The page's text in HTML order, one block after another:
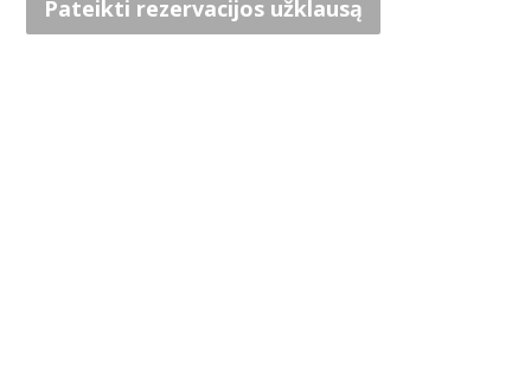
Pateikti rezervacijos užklausą